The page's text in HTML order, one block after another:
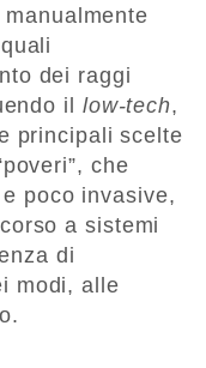
dei raggi
il low-tech,
principali scelte
che
poco invasive,
a sistemi
di
modi, alle